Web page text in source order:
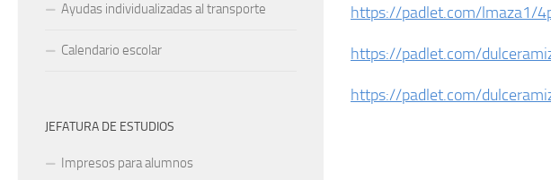
https://padlet.com/lmaza1/
https://padlet.com/
https://padlet.com/
Ayudas individualizadas al transporte
Calendario escolar
JEFATURA DE ESTUDIOS
Impresos para alumnos